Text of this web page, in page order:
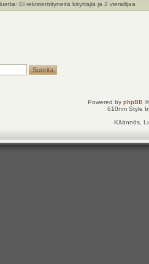
Ei rekisteröityneitä käyttäjiä ja 2 vierailijaa
Powered by phpBB
610nm Style
Käännös,